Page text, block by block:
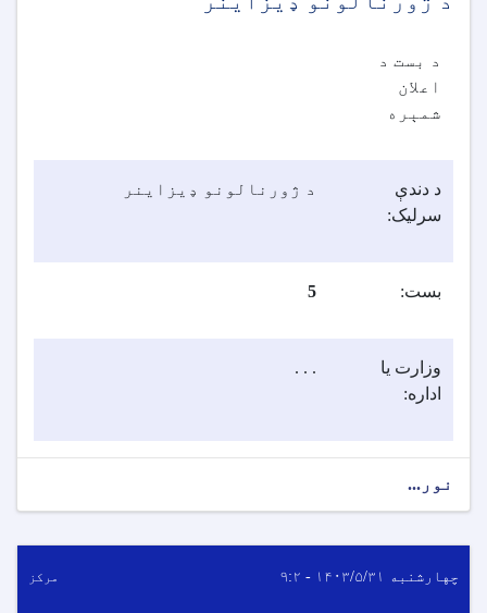
د بست د
اعلان
شمېره
د دندې
سرلیک:
د ژورنالونو ډيزاينر
بست: 5
وزارت یا
اداره:
. . .
نور...
چهارشنبه ۱۴۰۳/۵/۳۱ - ۹:۲ مرکز